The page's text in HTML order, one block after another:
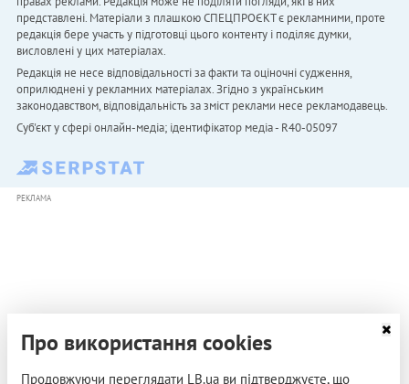
представлені. Матеріали з плашкою СПЕЦПРОЄКТ є рекламними, проте
редакція бере участь у підготовці цього контенту і поділяє думки,
висловлені у цих матеріалах.
Редакція не несе відповідальності за факти та оціночні судження,
оприлюднені у рекламних матеріалах. Згідно з українським
законодавством, відповідальність за зміст реклами несе рекламодавець.
Cуб'єкт у сфері онлайн-медіа; ідентифікатор медіа - R40-05097
РЕКЛАМА
Про використання cookies
Продовжуючи переглядати LB.ua ви підтверджуєте, що